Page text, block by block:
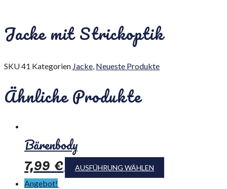
Jacke mit Strickoptik
SKU41 Kategorien Jacke, Neueste Produkte
Ähnliche Produkte
Bärenbody
7,99€ AUSFÜHRUNG WÄHLEN
Angebot!